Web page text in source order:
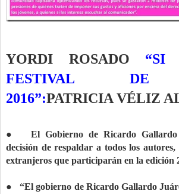
YORDI ROSADO “SI
FESTIVAL DE
2016”:PATRICIA VÉLIZ
● El Gobierno de Ricardo Gallardo
decisión de respaldar a todos los autores,
extranjeros que participarán en la edición
● “El gobierno de Ricardo Gallardo